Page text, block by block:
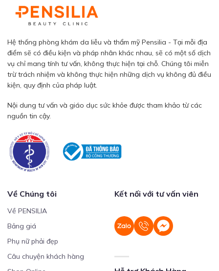
Hệ thống phòng khám da liễu và thẩm mỹ Pensilia - Tại mỗi địa
điểm sẽ có điều kiện và pháp nhân khác nhau, sẽ có một số dịch
vụ chỉ mang tính tư vấn, không thực hiện tại chỗ. Chúng tôi miễn
trừ trách nhiệm và không thực hiện những dịch vụ không đủ điều
kiện, quy định của pháp luật.
Nội dung tư vấn và giáo dục sức khỏe được tham khảo từ các
nguồn tin cậy.
Về Chúng tôi
Về PENSILIA
Bảng giá
Phụ nữ phải đẹp
Câu chuyện khách hàng
Kết nối với tư vấn viên